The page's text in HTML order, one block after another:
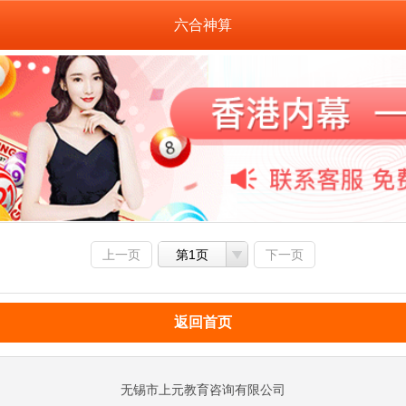
六合神算
上一页 第1页 下一页
返回首页
无锡市上元教育咨询有限公司